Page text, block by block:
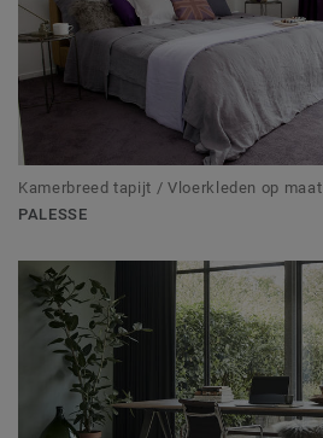
Kamerbreed tapijt / Vloerkleden op maat
PALESSE